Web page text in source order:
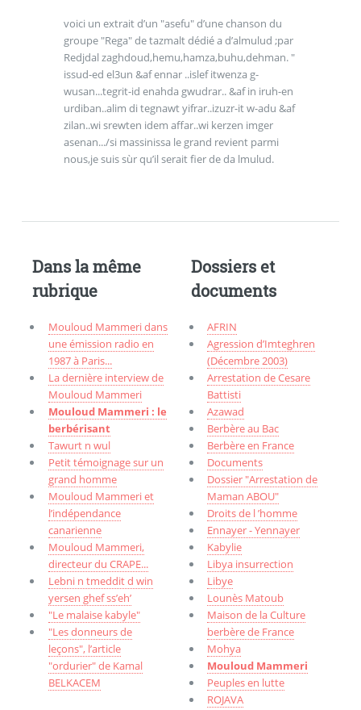
voici un extrait d’un "asefu" d’une chanson du
groupe "Rega" de tazmalt dédié a d’almulud ;par
Redjdal zaghdoud,hemu,hamza,buhu,dehman. "
issud-ed el3un &af ennar ..islef itwenza g-
wusan...tegrit-id enahda gwudrar.. &af in iruh-en
urdiban..alim di tegnawt yifrar..izuzr-it w-adu &af
zilan..wi srewten idem affar..wi kerzen imger
asenan.../si massinissa le grand revient parmi
nous,je suis sùr qu’il serait fier de da lmulud.
Dans la même
rubrique
Mouloud Mammeri dans
une émission radio en
1987 à Paris...
La dernière interview de
Mouloud Mammeri
Mouloud Mammeri : le
berbérisant
Tawurt n wul
Petit témoignage sur un
grand homme
Mouloud Mammeri et
l’indépendance
canarienne
Mouloud Mammeri,
directeur du CRAPE...
Lebni n tmeddit d win
yersen ghef ss’eh’
"Le malaise kabyle"
"Les donneurs de
leçons", l’article
"ordurier" de Kamal
BELKACEM
Dossiers et
documents
AFRIN
Agression d’Imteghren
(Décembre 2003)
Arrestation de Cesare
Battisti
Azawad
Berbère au Bac
Berbère en France
Documents
Dossier "Arrestation de
Maman ABOU"
Droits de l ’homme
Ennayer - Yennayer
Kabylie
Libya insurrection
Libye
Lounès Matoub
Maison de la Culture
berbère de France
Mohya
Mouloud Mammeri
Peuples en lutte
ROJAVA